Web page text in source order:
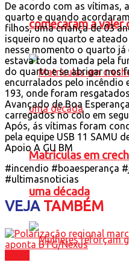
comecaram a valer
Matrículas em
uma década
De acordo com as vítimas,
quarto e quando
filhos, uma criança de 03
isqueiro no quarto e
nesse momento o quarto já
estava toda tomada pela
do quarto e se abrigar nos
encurralados pelo incêndio
193, onde foram
Avançado de Boa
carregados no colo em
Após, ás vítimas foram
pela equipe USB 11 SAMU
Apoio A GU BM
#incendio #boaesperança
#ultimasnoticias
VEJATAMBÉM